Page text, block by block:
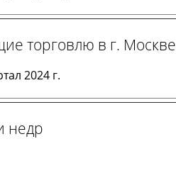
торговлю в г. Москве
2024 г.
недр